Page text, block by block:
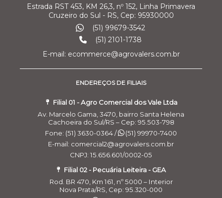
Estrada RST 453, KM 26,3, nº 152, Linha Primavera
Cruzeiro do Sul - RS, Cep: 95930000
(51) 99679-3542
(51) 2101-1738
E-mail: ecommerce@agrovalers.com.br
ENDEREÇOS DE FILIAIS
Filial 01 - Agro Comercial dos Vale Ltda
Av. Marcelo Gama, 3470, bairro Santa Helena
Cachoeira do Sul/RS – Cep: 95.503-798
Fone: (51) 3630-0364 /
(51) 99970-7400
E-mail: comercial2@agrovalers.com.br
CNPJ: 15.656.601/0002-05
Filial 02 - Pecuária Leiteira - GEA
Rod. BR 470, Km 161, nº 5000 – Interior
Nova Prata/RS, Cep: 95.320-000